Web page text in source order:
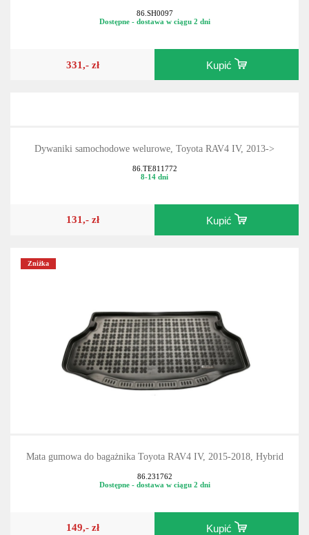
86.SH0097
Dostępne - dostawa w ciągu 2 dni
331,- zł Kupić
Dywaniki samochodowe welurowe, Toyota RAV4 IV, 2013->
86.TE811772
8-14 dni
131,- zł Kupić
Zniżka
Mata gumowa do bagażnika Toyota RAV4 IV, 2015-2018, Hybrid
86.231762
Dostępne - dostawa w ciągu 2 dni
149,- zł Kupić